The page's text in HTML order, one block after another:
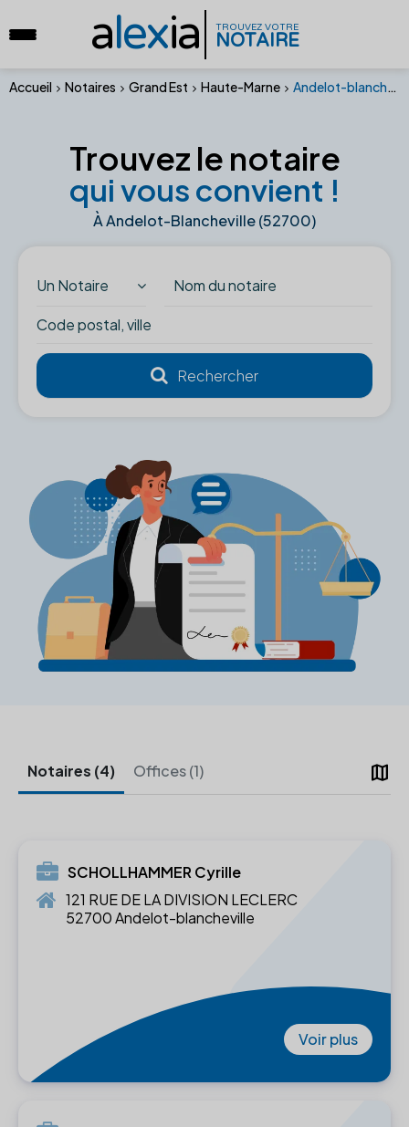
alexia TROUVEZ VOTRE
NOTAIRE
Accueil Notaires Grand Est Haute-Marne Andelot-blancheville (52700)
Trouvez le notaire
qui vous convient !
À Andelot-Blancheville (52700)
Un Notaire
map
Notaires (4) Offices (1)
SCHOLLHAMMER Cyrille
121 RUE DE LA DIVISION LECLERC
52700 Andelot-blancheville
Voir plus